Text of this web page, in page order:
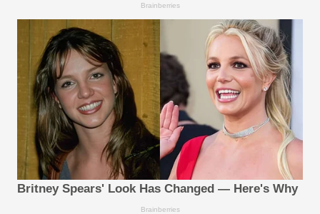
Brainberries
Britney Spears' Look Has Changed — Here's Why
Brainberries